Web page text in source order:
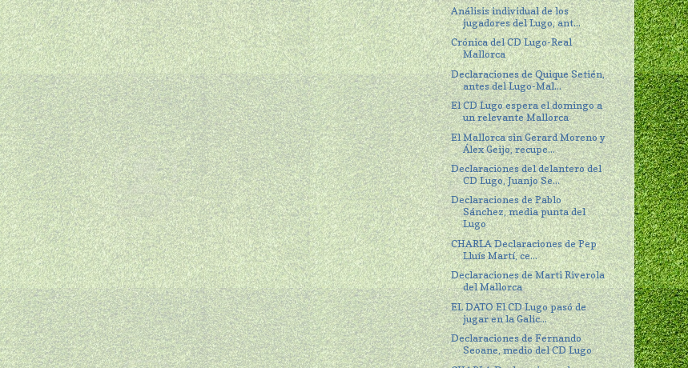
Análisis individual de los
jugadores del Lugo, ant...
Crónica del CD Lugo-Real
Mallorca
Declaraciones de Quique Setién,
antes del Lugo-Mal...
El CD Lugo espera el domingo a
un relevante Mallorca
El Mallorca sin Gerard Moreno y
Álex Geijo, recupe...
Declaraciones del delantero del
CD Lugo, Juanjo Se...
Declaraciones de Pablo
Sánchez, media punta del
Lugo
CHARLA Declaraciones de Pep
Lluís Martí, ce...
Declaraciones de Marti Riverola
del Mallorca
EL DATO El CD Lugo pasó de
jugar en la Galic...
Declaraciones de Fernando
Seoane, medio del CD Lugo